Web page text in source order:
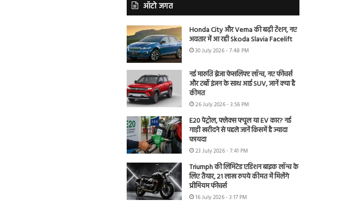
ऑटो जगत
Honda City और Verna की बढ़ी टेंशन, नए
अवतार में आ रही Skoda Slavia Facelift
30 July 2026 - 7:48 PM
नई मारुति ब्रेजा फेसलिफ्ट लॉन्च, नए फीचर्स
और टर्बो इंजन के साथ आई SUV, जानें क्या है
कीमत
26 July 2026 - 3:56 PM
E20 पेट्रोल, फ्लेक्स फ्यूल या EV कार? नई
गाड़ी खरीदने से पहले जानें किसमें है ज्यादा
फायदा
23 July 2026 - 7:41 PM
Triumph की लिमिटेड एडिशन बाइक लॉन्च के
लिए तैयार, 21 लाख रुपये कीमत में मिलेंगे
प्रीमियम फीचर्स
16 July 2026 - 3:17 PM